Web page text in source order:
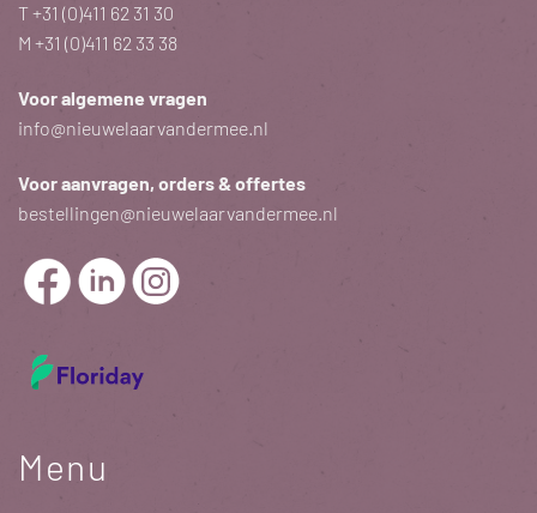
T+31 (0)411 62 31 30
M +31 (0)411 62 33 38
Voor algemene vragen
info@nieuwelaarvandermee.nl
Voor aanvragen, orders & offertes
bestellingen@nieuwelaarvandermee.nl
Menu